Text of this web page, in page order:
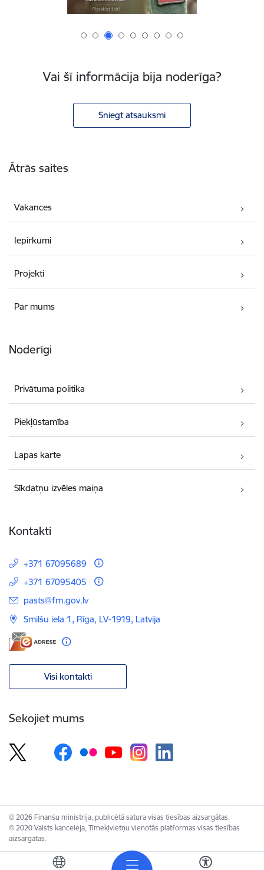
Vai šī informācija bija noderīga?
Sniegt atsauksmi
Ātrās saites
Vakances
Iepirkumi
Projekti
Par mums
Noderīgi
Privātuma politika
Piekļūstamība
Lapas karte
Sīkdatņu izvēles maiņa
Kontakti
+371 67095689
+371 67095405
E-pasts:
pasts@fm.gov.lv
Smilšu iela 1, Rīga, LV-1919, Latvija
Visi kontakti
Sekojiet mums
© 2026 Finanšu ministrija, publicētā satura visas tiesības aizsargātas.
© 2020 Valsts kanceleja, Tīmekļvietņu vienotās platformas visas tiesības
aizsargātas.